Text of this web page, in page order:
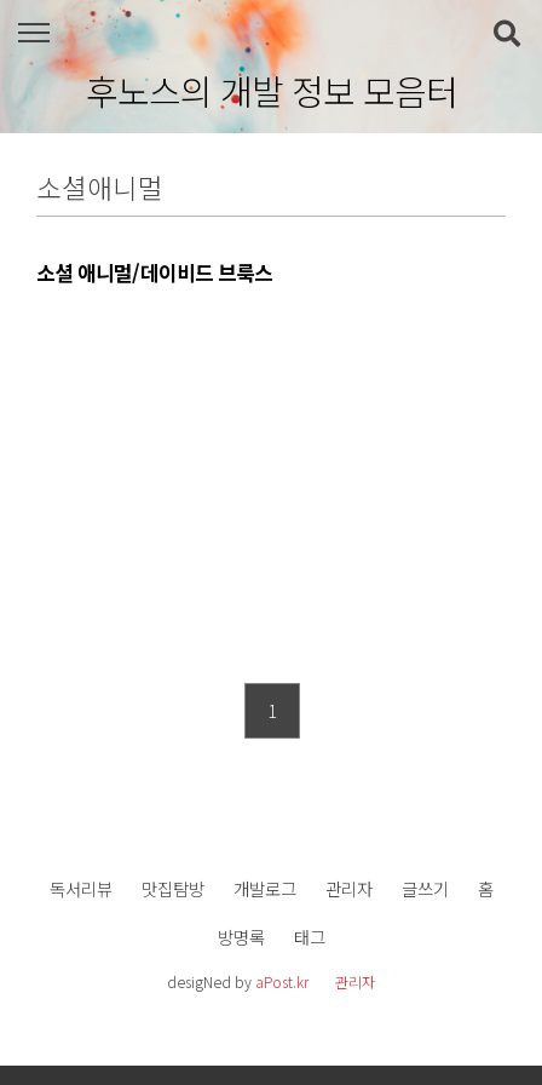
본문 바로가기
후노스의 개발 정보 모음터
소셜애니멀
소셜 애니멀/데이비드 브룩스
1
독서리뷰 맛집탐방 개발로그 관리자 글쓰기
홈
방명록
태그
desigNed by aPost.kr 관리자